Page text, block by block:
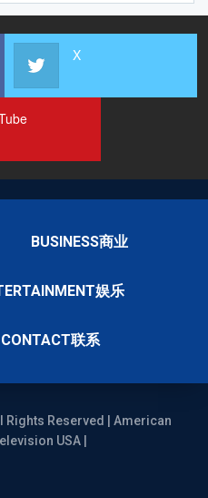
X
BUSINESS商业
娱乐
CONTACT联系
Rights Reserved | American
USA |